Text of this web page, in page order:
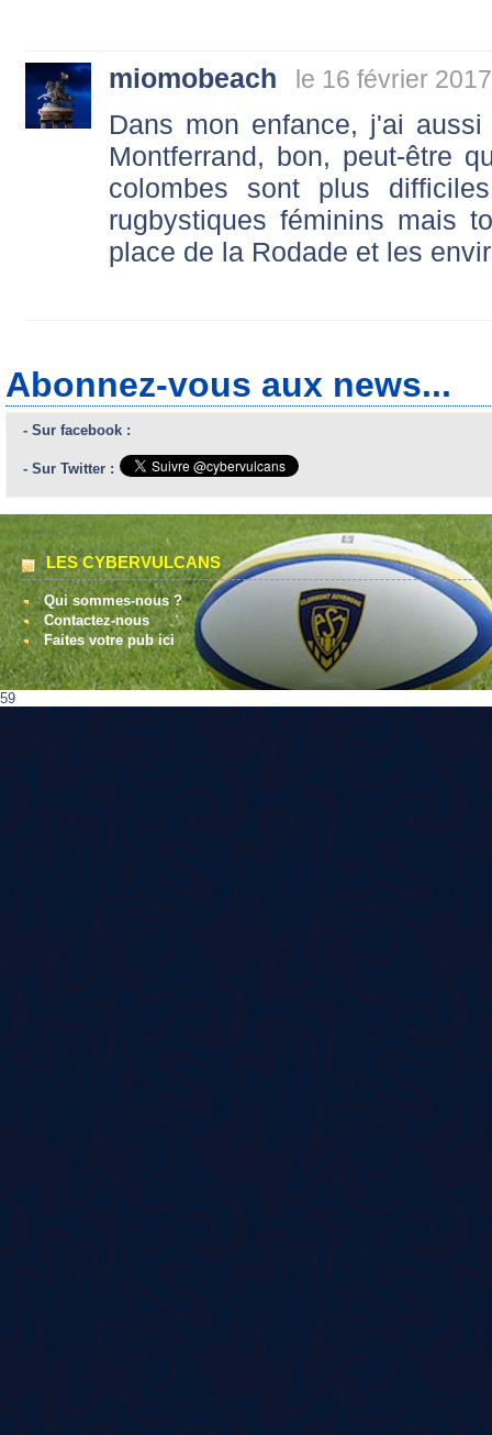
miomobeach le 16 février
Dans mon enfance, j'ai
Montferrand, bon, peut-être
colombes sont plus
rugbystiques féminins mais
place de la Rodade et les
Abonnez-vous aux news...
- Sur facebook :
- Sur Twitter :
LES CYBERVULCANS
Qui sommes-nous ?
Contactez-nous
Faites votre pub ici
59